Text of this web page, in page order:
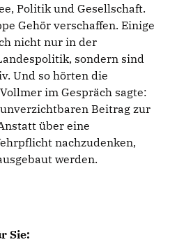
Politik und Gesellschaft.
Gehör verschaffen. Einige
nicht nur in der
sondern sind
Und so hörten die
im Gespräch sagte:
Beitrag zur
über eine
nachzudenken,
werden.
Sie: